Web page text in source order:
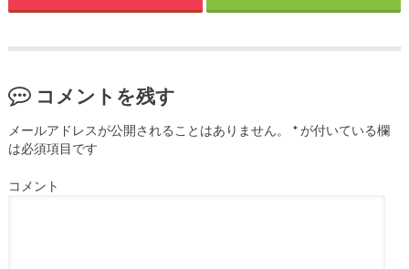
コメントを残す
メールアドレスが公開されることはありません。 *が付いている欄
は必須項目です
コメント